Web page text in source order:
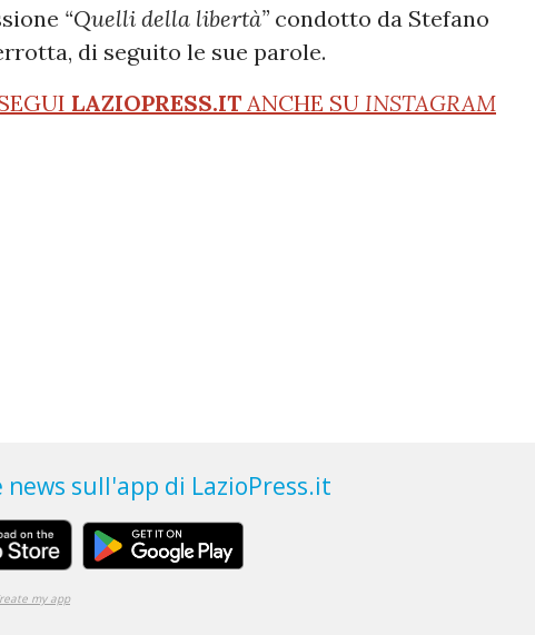
“Quelli della libertà” condotto da Stefano
di seguito le sue parole.
LAZIOPRESS.IT ANCHE SU INSTAGRAM